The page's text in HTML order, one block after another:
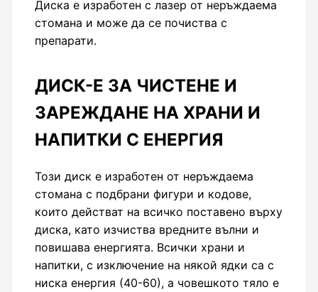
Диска е изработен с лазер от неръждаема
стомана и може да се почиства с
препарати.
ДИСК-Е ЗА ЧИСТЕНЕ И
ЗАРЕЖДАНЕ НА ХРАНИ И
НАПИТКИ С ЕНЕРГИЯ
Този диск е изработен от неръждаема
стомана с подбрани фигури и кодове,
които действат на всичко поставено върху
диска, като изчиства вредните вълни и
повишава енергията. Всички храни и
напитки, с изключение на някой ядки са с
ниска енергия (40-60), а човешкото тяло е